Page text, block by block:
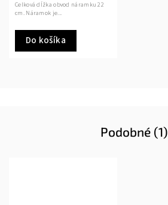
Do košíka
Celková dĺžka obvod náramku 22
cm. Náramok je...
Podobné (1)